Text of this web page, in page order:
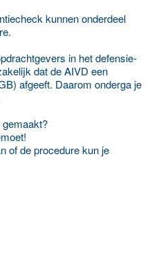
kunnen onderdeel
in het defensie-
dat de AIVD een
afgeeft. Daarom onderga je
of de procedure kun je